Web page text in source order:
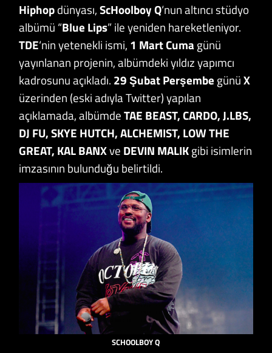
Hiphopdünyası,ScHoolboy Q‘nun altıncı stüdyo
albümü “Blue Lips” ile yeniden hareketleniyor.
TDE‘nin yetenekli ismi, 1 Mart Cuma günü
yayınlanan projenin, albümdeki yıldız yapımcı
kadrosunu açıkladı. 29 Şubat Perşembe günüX
üzerinden (eski adıyla Twitter) yapılan
açıklamada, albümdeTAE BEAST, CARDO, J.LBS,
DJ FU, SKYE HUTCH, ALCHEMIST, LOW THE
GREAT, KAL BANXve DEVIN MALIKgibi isimlerin
imzasının bulunduğu belirtildi.
SCHOOLBOY Q